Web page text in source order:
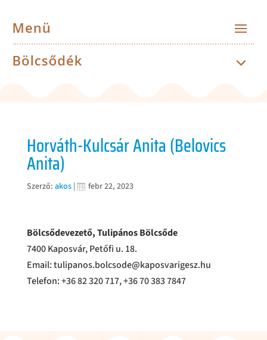
Horváth-Kulcsár Anita (Belovics
Anita)
Szerző: akos| febr 22, 2023
Bölcsődevezető, Tulipános Bölcsőde
7400 Kaposvár, Petőfi u. 18.
Email: tulipanos.bolcsode@kaposvarigesz.hu
Telefon: +36 82 320 717, +36 70 383 7847